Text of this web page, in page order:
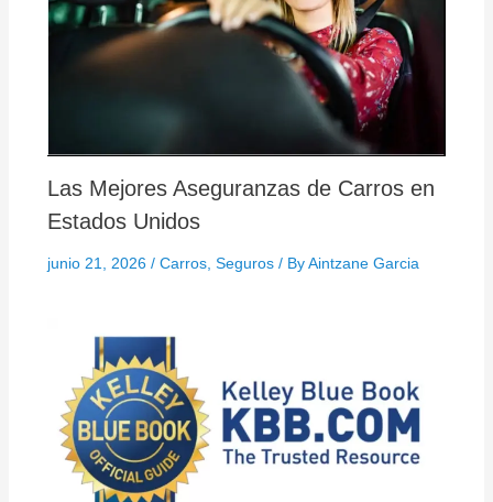
Las Mejores Aseguranzas de Carros en
Estados Unidos
junio 21, 2026 / Carros, Seguros/ ByAintzane Garcia